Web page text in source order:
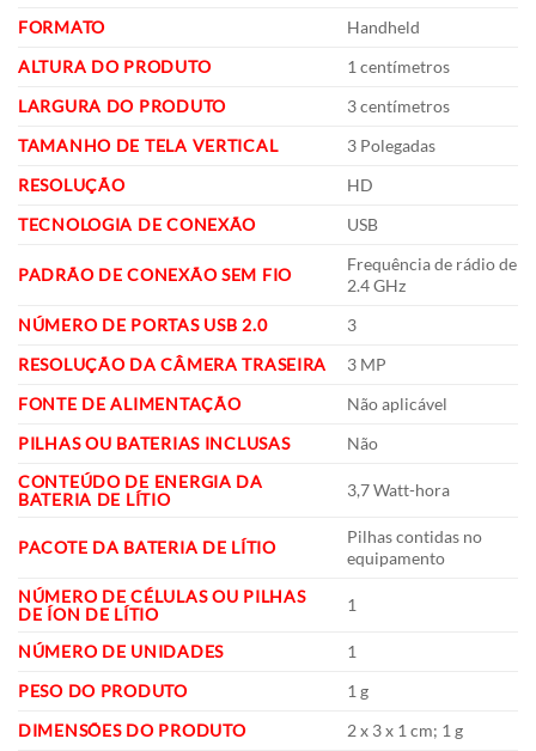
FORMATO
‎Handheld
ALTURA DO PRODUTO
‎1 centímetros
LARGURA DO PRODUTO
‎3 centímetros
TAMANHO DE TELA VERTICAL
‎3 Polegadas
RESOLUÇÃO
‎HD
TECNOLOGIA DE CONEXÃO
‎USB
PADRÃO DE CONEXÃO SEM FIO
‎Frequência de rádio de
2.4 GHz
NÚMERO DE PORTAS USB 2.0
‎3
RESOLUÇÃO DA CÂMERA TRASEIRA
‎3 MP
FONTE DE ALIMENTAÇÃO
‎Não aplicável
PILHAS OU BATERIAS INCLUSAS
‎Não
CONTEÚDO DE ENERGIA DA
BATERIA DE LÍTIO
‎3,7 Watt-hora
PACOTE DA BATERIA DE LÍTIO
‎Pilhas contidas no
equipamento
NÚMERO DE CÉLULAS OU PILHAS
DE ÍON DE LÍTIO
‎1
NÚMERO DE UNIDADES
‎1
PESO DO PRODUTO
‎1 g
DIMENSÕES DO PRODUTO
‎2 x 3 x 1 cm; 1 g